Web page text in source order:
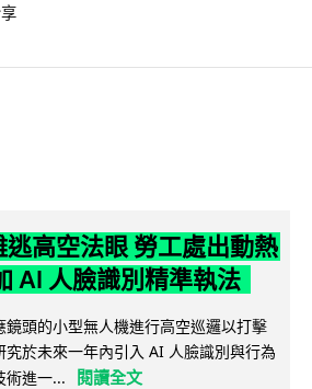
高空法眼 勞工處出動熱
AI 人臉識別精準執法
頭的小型無人機進行高空巡邏以打擊
於未來一年內引入 AI 人臉識別與行為
術進一...
閱讀全文